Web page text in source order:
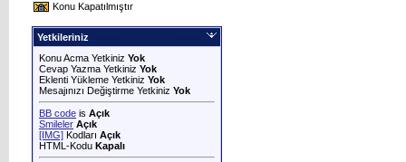
Konu Kapatılmıştır
Yetkileriniz
Konu Acma Yetkiniz Yok
Cevap Yazma Yetkiniz Yok
Eklenti Yükleme Yetkiniz Yok
Mesajınızı Değiştirme Yetkiniz Yok
BB code is Açık
Smileler Açık
[IMG] Kodları Açık
HTML-Kodu Kapalı